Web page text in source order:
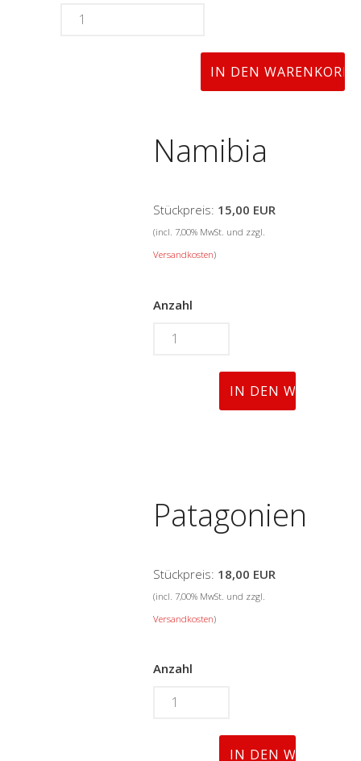
Namibia
Stückpreis: 15,00 EUR
(incl. 7,00% MwSt. und zzgl.
Versandkosten)
Anzahl
Patagonien
Stückpreis: 18,00 EUR
(incl. 7,00% MwSt. und zzgl.
Versandkosten)
Anzahl